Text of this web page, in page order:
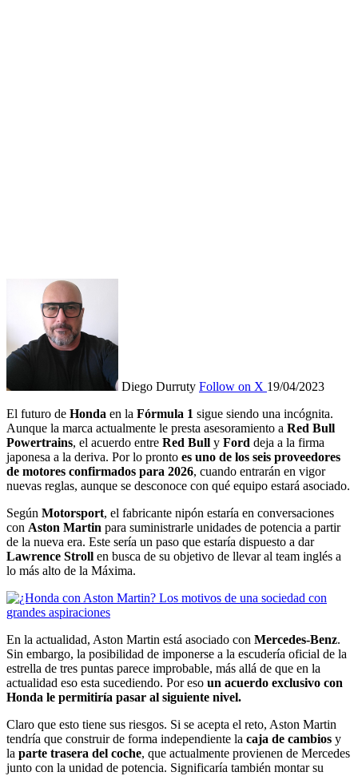
Diego Durruty Follow on X 19/04/2023
El futuro de Honda en la Fórmula 1 sigue siendo una incógnita.
Aunque la marca actualmente le presta asesoramiento a Red Bull
Powertrains, el acuerdo entre Red Bull y Ford deja a la firma
japonesa a la deriva. Por lo pronto es uno de los seis proveedores
de motores confirmados para 2026, cuando entrarán en vigor
nuevas reglas, aunque se desconoce con qué equipo estará asociado.
Según Motorsport, el fabricante nipón estaría en conversaciones
con Aston Martin para suministrarle unidades de potencia a partir
de la nueva era. Este sería un paso que estaría dispuesto a dar
Lawrence Stroll en busca de su objetivo de llevar al team inglés a
lo más alto de la Máxima.
En la actualidad, Aston Martin está asociado con Mercedes-Benz.
Sin embargo, la posibilidad de imponerse a la escudería oficial de la
estrella de tres puntas parece improbable, más allá de que en la
actualidad eso esta sucediendo. Por eso un acuerdo exclusivo con
Honda le permitiría pasar al siguiente nivel.
Claro que esto tiene sus riesgos. Si se acepta el reto, Aston Martin
tendría que construir de forma independiente la caja de cambios y
la parte trasera del coche, que actualmente provienen de Mercedes
junto con la unidad de potencia. Significaría también montar su